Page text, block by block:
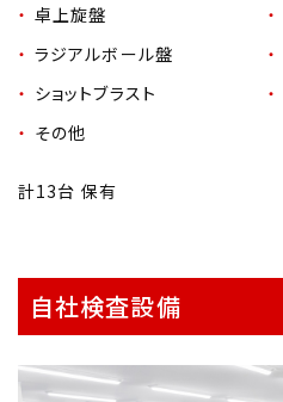
卓上旋盤
ラジアルボール盤
ショットブラスト
その他
計13台 保有
自社検査設備